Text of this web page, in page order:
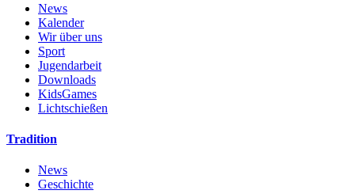
News
Kalender
Wir über uns
Sport
Jugendarbeit
Downloads
KidsGames
Lichtschießen
Tradition
News
Geschichte